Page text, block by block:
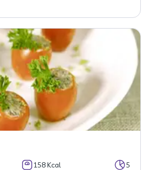
158 Kcal 5